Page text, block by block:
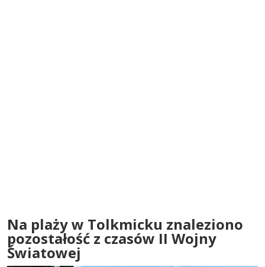
Na plaży w Tolkmicku znaleziono
pozostałość z czasów II Wojny
Światowej